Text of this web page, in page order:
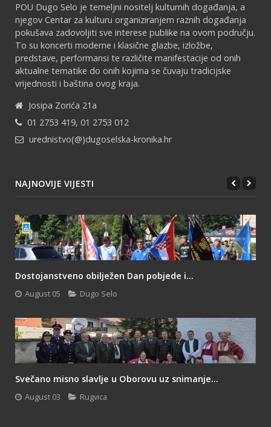
POU Dugo Selo je temeljni nositelj kulturnih događanja, a
njegov Centar za kulturu organiziranjem raznih događanja
pokušava zadovoljiti sve interese publike na ovom području.
To su koncerti moderne i klasične glazbe, izložbe,
predstave, performansi te različite manifestacije od onih
aktualne tematike do onih kojima se čuvaju tradicijske
vrijednosti i baština ovog kraja.
Josipa Zorića 21a
01 2753 419, 01 2753 012
urednistvo(@)dugoselska-kronika.hr
NAJNOVIJE VIJESTI
Dostojanstveno obilježen Dan pobjede i...
August 05 Dugo Selo
Svečano misno slavlje u Oborovu uz snimanje...
August 03 Rugvica